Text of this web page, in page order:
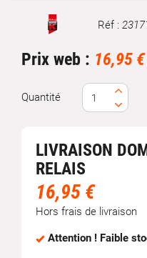
Marque Réf :
Prix web : 16,95 €
Quantité
LIVRAISON
RELAIS
16,95 €
Hors frais de livraison
Attention ! Faible